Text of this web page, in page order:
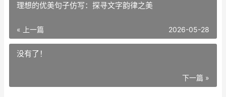
理想的优美句子仿写：探寻文字韵律之美
« 上一篇 2026-05-28
没有了！
下一篇 »